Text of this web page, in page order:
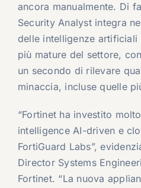
ancora manualmente. Di
Security Analyst integra
delle intelligenze
più mature del settore,
un secondo di rilevare
minaccia, incluse quelle
“Fortinet ha investito
intelligence AI-driven e
FortiGuard Labs”,
Director Systems
Fortinet. “La nuova